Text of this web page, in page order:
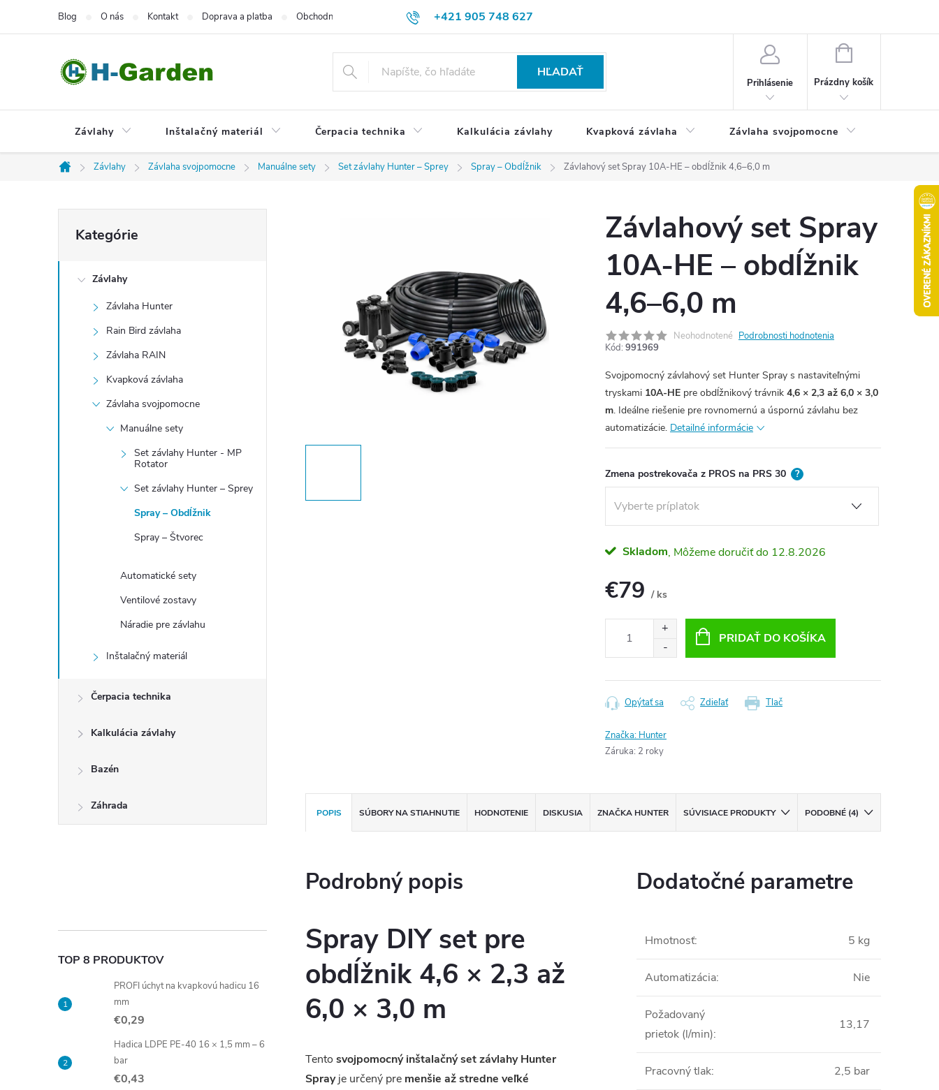
+421 905 748 627
Blog O nás Kontakt Doprava a platba Obchodné podmienky Ochrana osobných údajov
HĽADAŤ
Prihlásenie
NÁKUPNÝ
Prázdny košík
Závlahy Inštalačný materiál Čerpacia technika Kalkulácia závlahy Kvapková závlaha Závlaha svojpomocne
Domov
Závlahy Závlaha svojpomocne Manuálne sety Set závlahy Hunter – Sprey Spray – Obdĺžnik Závlahový set Spray 10A-HE – obdĺžnik 4,6–6,0 m
o
kategórie
Kategórie
Závlahy
Závlaha Hunter
Rain Bird závlaha
Závlaha RAIN
Kvapková závlaha
Závlaha svojpomocne
Manuálne sety
Set závlahy Hunter - MP
Rotator
Set závlahy Hunter – Sprey
Spray – Obdĺžnik
Spray – Štvorec
Automatické sety
Ventilové zostavy
Náradie pre závlahu
Inštalačný materiál
Čerpacia technika
Kalkulácia závlahy
Bazén
Záhrada
TOP 8 PRODUKTOV
PROFI úchyt na kvapkovú hadicu 16
mm
€0,29
Hadica LDPE PE-40 16 × 1,5 mm – 6
bar
€0,43
Závlahový set Spray
10A-HE – obdĺžnik
4,6–6,0 m
Neohodnotené Podrobnosti hodnotenia
Kód: 991969
Svojpomocný závlahový set Hunter Spray s nastaviteľnými
tryskami 10A-HE pre obdĺžnikový trávnik 4,6 × 2,3 až 6,0 × 3,0
m. Ideálne riešenie pre rovnomernú a úspornú závlahu bez
automatizácie. Detailné informácie
Zmena postrekovača z PROS na PRS 30 ?
Skladom 12.8.2026
€79 / ks
PRIDAŤ DO KOŠÍKA
Tlač
Opýtať sa Zdieľať
Značka: Hunter
Záruka: 2 roky
POPIS SÚBORY NA STIAHNUTIE HODNOTENIE DISKUSIA ZNAČKA HUNTER SÚVISIACE PRODUKTY PODOBNÉ (4)
Podrobný popis
Spray DIY set pre
obdĺžnik 4,6 × 2,3 až
6,0 × 3,0 m
Tento svojpomocný inštalačný set závlahy Hunter
Sprayje určený pre menšie až stredne veľké
Dodatočné parametre
Hmotnosť: 5 kg
Automatizácia: Nie
Požadovaný
prietok (l/min):
13,17
Pracovný tlak: 2,5 bar